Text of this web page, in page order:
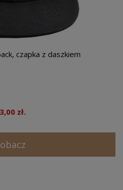
czapka z daszkiem
zł.